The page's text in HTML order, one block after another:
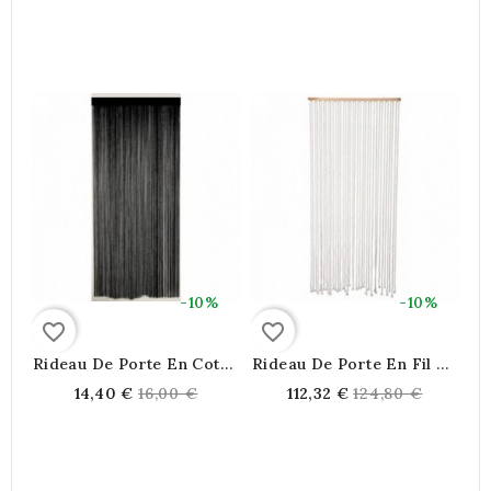
-10%
favorite_border
Rideau De Porte En Coton
Noir
14,40 € Regular
16,00 €
-10%
favorite_border
Rideau De Porte En Fil De
Coton | 36 Pendants
Macramé Bohème Et Anti-
112,32 € Regular
124,80 €